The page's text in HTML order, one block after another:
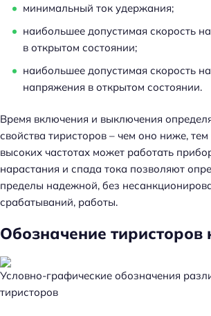
минимальный ток удержания;
наибольшее допустимая скорость
в открытом состоянии;
наибольшее допустимая скорость
напряжения в открытом состоянии.
Время включения и выключения
свойства тиристоров – чем оно ниже,
высоких частотах может работать
нарастания и спада тока позволяют
пределы надежной, без
срабатываний, работы.
Обозначение тиристоров
Условно-графические обозначения
тиристоров